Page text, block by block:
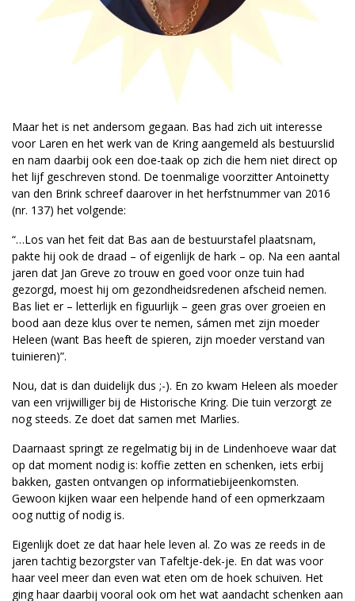
Maar het is net andersom gegaan. Bas had zich uit interesse
voor Laren en het werk van de Kring aangemeld als bestuurslid
en nam daarbij ook een doe-taak op zich die hem niet direct op
het lijf geschreven stond. De toenmalige voorzitter Antoinetty
van den Brink schreef daarover in het herfstnummer van 2016
(nr. 137) het volgende:
“…Los van het feit dat Bas aan de bestuurstafel plaatsnam,
pakte hij ook de draad – of eigenlijk de hark – op. Na een aantal
jaren dat Jan Greve zo trouw en goed voor onze tuin had
gezorgd, moest hij om gezondheidsredenen afscheid nemen.
Bas liet er – letterlijk en figuurlijk – geen gras over groeien en
bood aan deze klus over te nemen, sámen met zijn moeder
Heleen (want Bas heeft de spieren, zijn moeder verstand van
tuinieren)”.
Nou, dat is dan duidelijk dus ;-). En zo kwam Heleen als moeder
van een vrijwilliger bij de Historische Kring. Die tuin verzorgt ze
nog steeds. Ze doet dat samen met Marlies.
Daarnaast springt ze regelmatig bij in de Lindenhoeve waar dat
op dat moment nodig is: koffie zetten en schenken, iets erbij
bakken, gasten ontvangen op informatiebijeenkomsten.
Gewoon kijken waar een helpende hand of een opmerkzaam
oog nuttig of nodig is.
Eigenlijk doet ze dat haar hele leven al. Zo was ze reeds in de
jaren tachtig bezorgster van Tafeltje-dek-je. En dat was voor
haar veel meer dan even wat eten om de hoek schuiven. Het
ging haar daarbij vooral ook om het wat aandacht schenken aan